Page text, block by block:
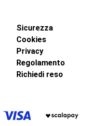
Sicurezza
Cookies
Privacy
Regolamento
Richiedi reso